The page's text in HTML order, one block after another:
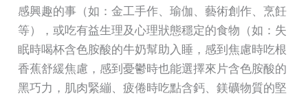
感興趣的事（如：金工手作、瑜伽、藝術創作、烹飪
等），或吃有益生理及心理狀態穩定的食物（如：失
眠時喝杯含色胺酸的牛奶幫助入睡，感到焦慮時吃根
香蕉舒緩焦慮，感到憂鬱時也能選擇來片含色胺酸的
黑巧力，肌肉緊繃、疲倦時吃點含鈣、鎂礦物質的堅